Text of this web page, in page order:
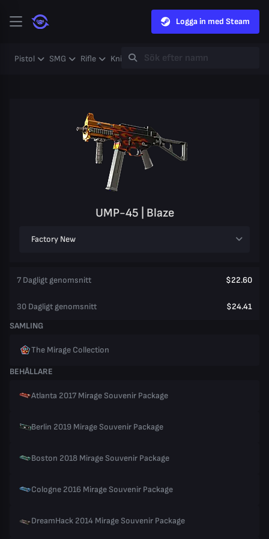
Logga in med Steam
Pistol SMG Rifle Knife Gloves Heavy
UMP-45 | Blaze
Factory New
7 Dagligt genomsnitt $22.60
30 Dagligt genomsnitt
$24.41
SAMLING
The Mirage Collection
BEHÅLLARE
Atlanta 2017 Mirage Souvenir Package
Berlin 2019 Mirage Souvenir Package
Boston 2018 Mirage Souvenir Package
Cologne 2016 Mirage Souvenir Package
DreamHack 2014 Mirage Souvenir Package